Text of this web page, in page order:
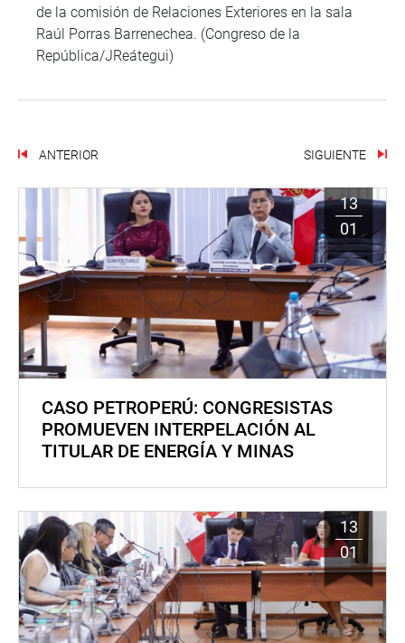
de la comisión de Relaciones Exteriores en la sala
Raúl Porras Barrenechea. (Congreso de la
República/JReátegui)
ANTERIOR SIGUIENTE
13
01
CASO PETROPERÚ: CONGRESISTAS
PROMUEVEN INTERPELACIÓN AL
TITULAR DE ENERGÍA Y MINAS
13
01